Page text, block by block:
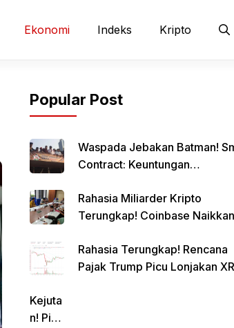
Ekonomi Indeks Kripto
Popular Post
Waspada Jebakan Batman!
Contract: Keuntungan
Rahasia Miliarder Kripto
Terungkap! Coinbase Naikkan
Juta!
Rahasia Terungkap! Rencana
Pajak Trump Picu Lonjakan
Kejuta
n! Pi